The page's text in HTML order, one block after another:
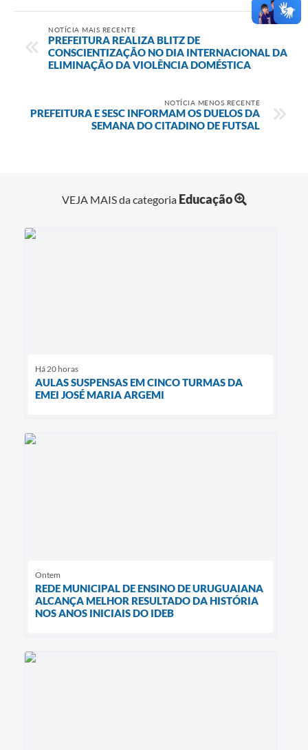
NOTÍCIA MAIS RECENTE
PREFEITURA REALIZA BLITZ DE
CONSCIENTIZAÇÃO NO DIA INTERNACIONAL DA
ELIMINAÇÃO DA VIOLÊNCIA DOMÉSTICA
NOTÍCIA MENOS RECENTE
PREFEITURA E SESC INFORMAM OS DUELOS DA
SEMANA DO CITADINO DE FUTSAL
VEJA MAIS da categoria Educação
Há 20 horas
AULAS SUSPENSAS EM CINCO TURMAS DA
EMEI JOSÉ MARIA ARGEMI
Ontem
REDE MUNICIPAL DE ENSINO DE URUGUAIANA
ALCANÇA MELHOR RESULTADO DA HISTÓRIA
NOS ANOS INICIAIS DO IDEB